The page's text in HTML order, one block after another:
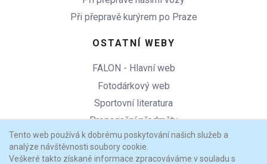
Tento web používá k dobrému poskytování našich služeb a
analýze návštěvnosti soubory cookie.
Veškeré takto získané informace zpracováváme v souladu s
Při přepravě kurýrem po Praze
OSTATNÍ WEBY
FALON - Hlavní web
Fotodárkový web
Sportovní literatura
Propagační předměty
Copycentrum Praha 6